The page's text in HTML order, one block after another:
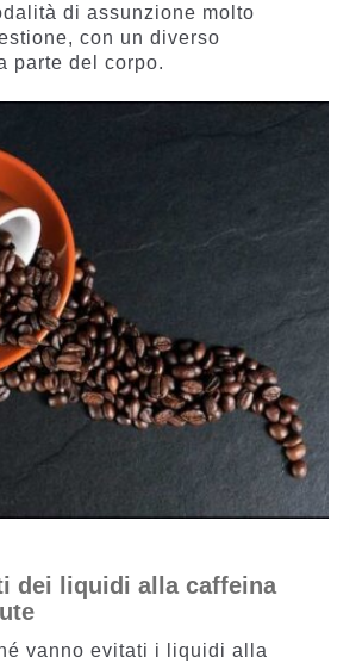
di assunzione molto
con un diverso
parte del corpo.
dei liquidi alla caffeina
vanno evitati i liquidi alla